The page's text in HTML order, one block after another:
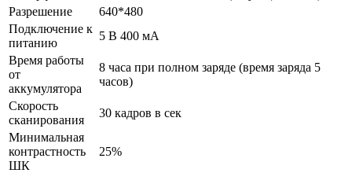
Разрешение
640*480
Подключение к
питанию
5 В 400 мА
Время работы
от
аккумулятора
8 часа при полном заряде (время заряда 5
часов)
Скорость
сканирования
30 кадров в сек
Минимальная
контрастность
ШК
25%